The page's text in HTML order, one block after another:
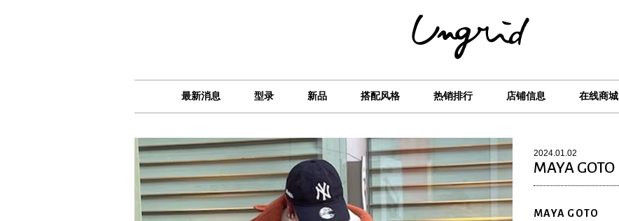
最新消息 型录 新品 搭配风格 热销排行 店铺信息 在线商城
2024.01.02
MAYA GOTO
MAYA GOTO